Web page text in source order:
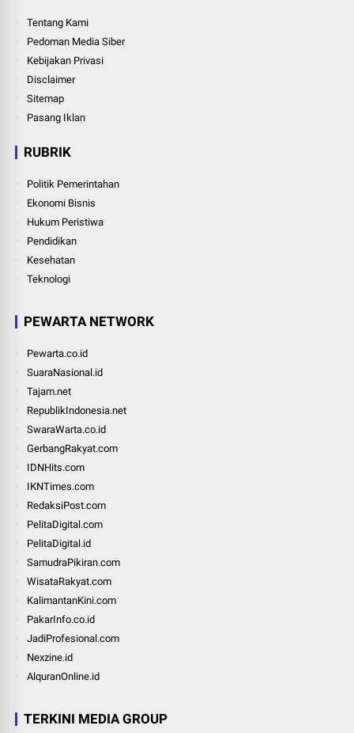
Tentang Kami
Pedoman Media Siber
Kebijakan Privasi
Disclaimer
Sitemap
Pasang Iklan
RUBRIK
Politik Pemerintahan
Ekonomi Bisnis
Hukum Peristiwa
Pendidikan
Kesehatan
Teknologi
PEWARTA NETWORK
Pewarta.co.id
SuaraNasional.id
Tajam.net
RepublikIndonesia.net
SwaraWarta.co.id
GerbangRakyat.com
IDNHits.com
IKNTimes.com
RedaksiPost.com
PelitaDigital.com
PelitaDigital.id
SamudraPikiran.com
WisataRakyat.com
KalimantanKini.com
PakarInfo.co.id
JadiProfesional.com
Nexzine.id
AlquranOnline.id
TERKINI MEDIA GROUP